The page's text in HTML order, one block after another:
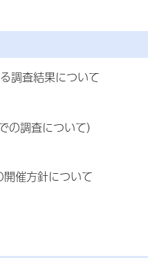
調査結果について
調査について）
催方針について